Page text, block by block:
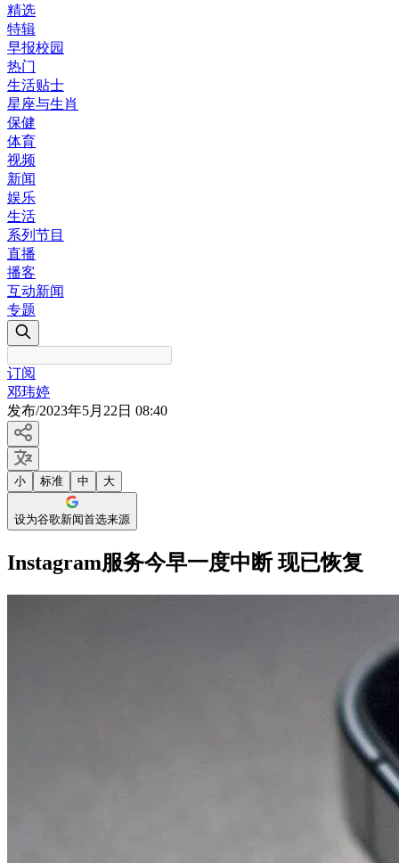
精选
特辑
早报校园
热门
生活贴士
星座与生肖
保健
体育
视频
新闻
娱乐
生活
系列节目
直播
播客
互动新闻
专题
订阅
邓玮婷
发布/2023年5月22日 08:40
小 标准 中 大
设为谷歌新闻首选来源
Instagram服务今早一度中断 现已恢复